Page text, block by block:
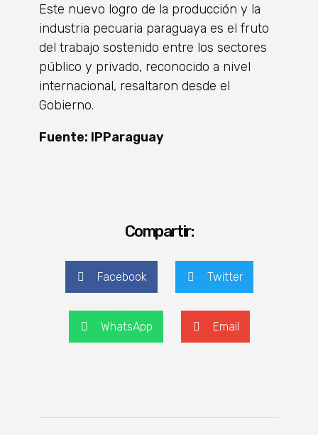
Este nuevo logro de la producción y la
industria pecuaria paraguaya es el fruto
del trabajo sostenido entre los sectores
público y privado, reconocido a nivel
internacional, resaltaron desde el
Gobierno.
Fuente: IPParaguay
Compartir:
Facebook Twitter
WhatsApp Email